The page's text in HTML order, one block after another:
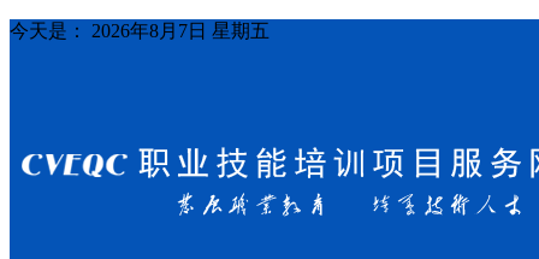
今天是： 2026年8月7日 星期五